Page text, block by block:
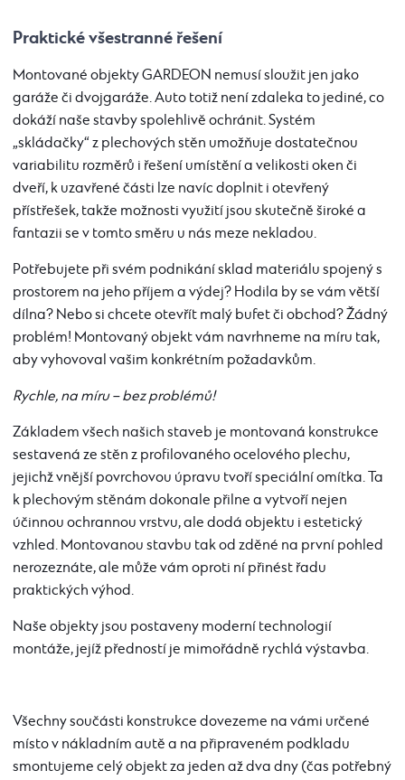
Praktické všestranné řešení
Montované objekty GARDEON nemusí sloužit jen jako
garáže či dvojgaráže. Auto totiž není zdaleka to jediné, co
dokáží naše stavby spolehlivě ochránit. Systém
„skládačky“ z plechových stěn umožňuje dostatečnou
variabilitu rozměrů i řešení umístění a velikosti oken či
dveří, k uzavřené části lze navíc doplnit i otevřený
přístřešek, takže možnosti využití jsou skutečně široké a
fantazii se v tomto směru u nás meze nekladou.
Potřebujete při svém podnikání sklad materiálu spojený s
prostorem na jeho příjem a výdej? Hodila by se vám větší
dílna? Nebo si chcete otevřít malý bufet či obchod? Žádný
problém! Montovaný objekt vám navrhneme na míru tak,
aby vyhovoval vašim konkrétním požadavkům.
Rychle, na míru – bez problémů!
Základem všech našich staveb je montovaná konstrukce
sestavená ze stěn z profilovaného ocelového plechu,
jejichž vnější povrchovou úpravu tvoří speciální omítka. Ta
k plechovým stěnám dokonale přilne a vytvoří nejen
účinnou ochrannou vrstvu, ale dodá objektu i estetický
vzhled. Montovanou stavbu tak od zděné na první pohled
nerozeznáte, ale může vám oproti ní přinést řadu
praktických výhod.
Naše objekty jsou postaveny moderní technologií
montáže, jejíž předností je mimořádně rychlá výstavba.
Všechny součásti konstrukce dovezeme na vámi určené
místo v nákladním autě a na připraveném podkladu
smontujeme celý objekt za jeden až dva dny (čas potřebný